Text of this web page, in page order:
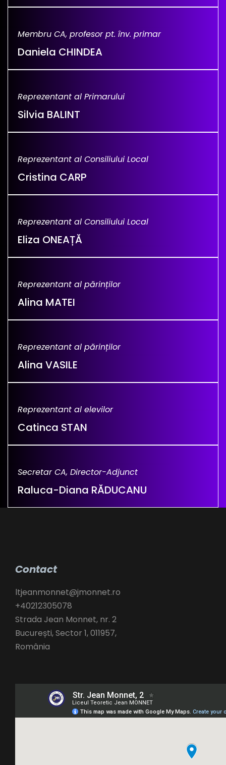
Membru CA, profesor pt. înv. primar
Daniela CHINDEA
Reprezentant al Primarului
Silvia BALINT
Reprezentant al Consiliului Local
Cristina CARP
Reprezentant al Consiliului Local
Eliza ONEAȚĂ
Reprezentant al părinților
Alina MATEI
Reprezentant al părinților
Alina VASILE
Reprezentant al elevilor
Catinca STAN
Secretar CA, Director-Adjunct
Raluca-Diana RĂDUCANU
Contact
ltjeanmonnet@jmonnet.ro
+40212305078
Strada Jean Monnet, nr. 2
București,Sector 1,011957,
România